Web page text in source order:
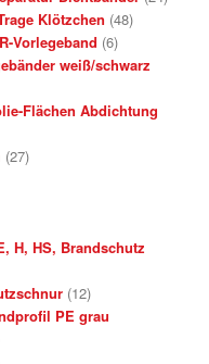
Klötzchen (48)
Vorlegeband (6)
weiß/schwarz
Flächen Abdichtung
(27)
H, HS, Brandschutz
(12)
PE grau